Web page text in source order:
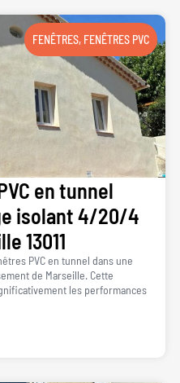
FENÊTRES, FENÊTRES PVC
en tunnel
isolant 4/20/4
13011
PVC en tunnel dans une
de Marseille. Cette
les performances